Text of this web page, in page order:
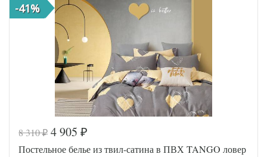
-41%
8 310₽ 4 905 ₽
Постельное белье из твил-сатина в ПВХ TANGO ловер